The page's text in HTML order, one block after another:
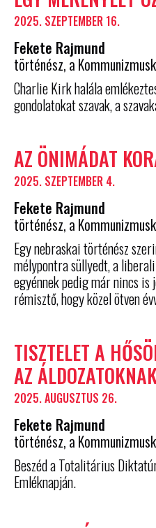
2025. SZEPTEMBER 16.
Fekete Rajmund
történész, a
Charlie Kirk halála
gondolatokat szavak, a
AZ ÖNIMÁDAT
2025. SZEPTEMBER 4.
Fekete Rajmund
történész, a
Egy nebraskai történész
mélypontra süllyedt, a
egyénnek pedig már nincs is
rémisztő, hogy közel ötven
TISZTELET A
AZ
2025. AUGUSZTUS 26.
Fekete Rajmund
történész, a
Beszéd a Totalitárius
Emléknapján.